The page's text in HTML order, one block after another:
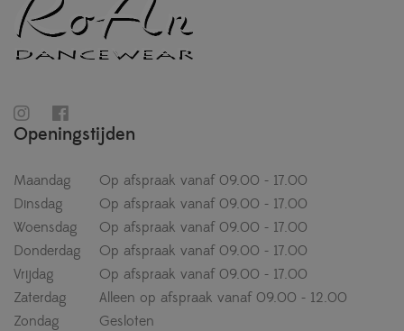
Openingstijden
Maandag
Op afspraak vanaf 09.00 - 17.00
Dinsdag
Op afspraak vanaf 09.00 - 17.00
Woensdag
Op afspraak vanaf 09.00 - 17.00
Donderdag
Op afspraak vanaf 09.00 - 17.00
Vrijdag
Op afspraak vanaf 09.00 - 17.00
Zaterdag
Alleen op afspraak vanaf 09.00 - 12.00
Zondag
Gesloten